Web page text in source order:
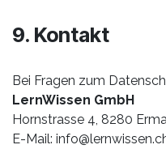
9. Kontakt
Bei Fragen zum
LernWissen GmbH
Hornstrasse 4, 8280
E-Mail: